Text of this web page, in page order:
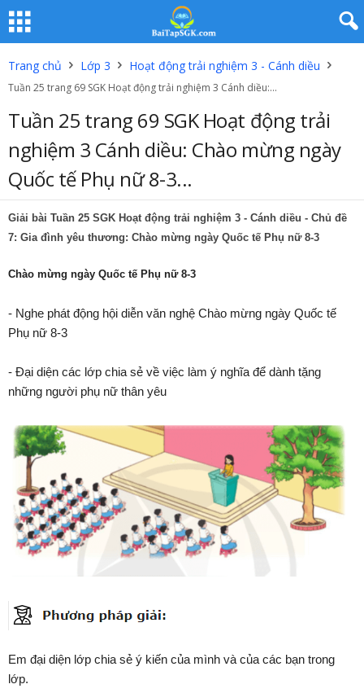
Trang chủ Lớp 3 Hoạt động trải nghiệm 3 - Cánh diều
Tuần 25 trang 69 SGK Hoạt động trải nghiệm 3 Cánh diều:...
Tuần 25 trang 69 SGK Hoạt động trải
nghiệm 3 Cánh diều: Chào mừng ngày
Quốc tế Phụ nữ 8-3...
Giải bài Tuần 25 SGK Hoạt động trải nghiệm 3 - Cánh diều - Chủ đề
7: Gia đình yêu thương: Chào mừng ngày Quốc tế Phụ nữ 8-3
Chào mừng ngày Quốc tế Phụ nữ 8-3
- Nghe phát động hội diễn văn nghệ Chào mừng ngày Quốc tế
Phụ nữ 8-3
- Đại diện các lớp chia sẻ về việc làm ý nghĩa để dành tặng
những người phụ nữ thân yêu
Em đại diện lớp chia sẻ ý kiến của mình và của các bạn trong
lớp.